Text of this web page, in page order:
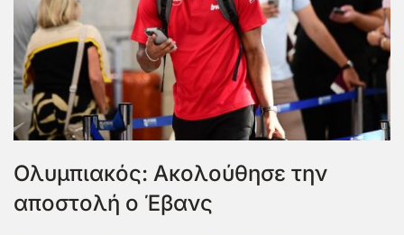
Ολυμπιακός: Ακολούθησε την
αποστολή ο Έβανς